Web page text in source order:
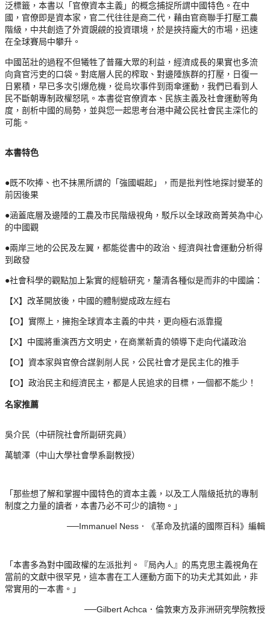
泛標籤，本書以「官僚資本主義」的概念捕捉所謂中國特色。在中
國，官僚即是資本家，官二代往往是商二代，藉由官商聯手打壓工農
階級，中共創造了外資覬覦的投資環境，於是挾持龐大的市場，迅速
在全球賽局中攀升。
中國茁壯的過程不但犧牲了普羅大眾的利益，經濟成長的果實也多流
向貪官污吏的口袋。對底層人民的榨取、對邊陲族群的打壓，日復一
日累積，早已多次引爆危機，從烏坎事件到雨傘運動，我們已看到人
民不斷朝專制政權怒吼。本書從官僚資本、民族主義及社會運動等角
度，剖析中國的局勢，並與您一起思考台港中藏公民社會民主深化的
可能。
本書特色
●既不吹捧、也不抹黑所謂的「強國崛起」，而是批判性地探討變革的
前因後果
●涵蓋底層及邊陲的工農及市民階級視角，駁斥以全球政商菁英為中心
的中國觀
●兩岸三地的公民及左翼，都能從書中的政治、經濟與社會運動分析得
到啟發
●社會科學的觀點加上紮實的經驗研究，釐清各種似是而非的中國論：
【X】 改革開放後，中國的體制變成政左經右
【O】實際上， 擁抱全球資本主義的中共，更向極右派靠攏
【X】 中國將重演西方文明史，在商業新貴的領導下走向代議政治
【O】資本家與官僚合謀剝削人民，公民社會才是民主化的推手
【O】 政治民主和經濟民主，都是人民追求的目標，一個都不能少！
名家推薦
吳介民（中研院社會所副研究員）
萬毓澤（中山大學社會學系副教授）
「那些想了解和掌握中國特色的資本主義，以及工人階級抵抗的專制
制度之力量的讀者，本書乃必不可少的讀物。」
──Immanuel Ness ．《革命及抗議的國際百科》編輯
「本書多為對中國政權的左派批判。『局內人』的馬克思主義視角在
當前的文獻中很罕見，這本書在工人運動方面下的功夫尤其如此，非
常實用的一本書。」
──Gilbert Achca ．倫敦東方及非洲研究學院教授